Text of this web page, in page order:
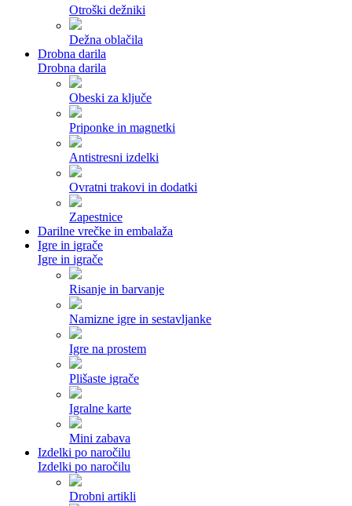
Otroški dežniki
Dežna oblačila
Drobna darila
Drobna darila
Obeski za ključe
Priponke in magnetki
Antistresni izdelki
Ovratni trakovi in dodatki
Zapestnice
Darilne vrečke in embalaža
Igre in igrače
Igre in igrače
Risanje in barvanje
Namizne igre in sestavljanke
Igre na prostem
Plišaste igrače
Igralne karte
Mini zabava
Izdelki po naročilu
Izdelki po naročilu
Drobni artikli